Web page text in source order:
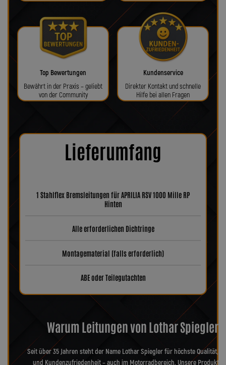
Top Bewertungen
Bewährt in der Praxis – geliebt
von der Community
Kundenservice
Direkter Kontakt und schnelle
Hilfe bei allen Fragen
Lieferumfang
1 Stahlflex Bremsleitungen für APRILIA RSV 1000 Mille RP
Hinten
Alle erforderlichen Dichtringe
Montagematerial (falls erforderlich)
ABE oder Teilegutachten
Warum Leitungen von Lothar Spiegler?
Seit über 35 Jahren steht der Name Lothar Spiegler für höchste Qualität,
und Kundenzufriedenheit – auch im Motorradbereich. Unsere Produkte